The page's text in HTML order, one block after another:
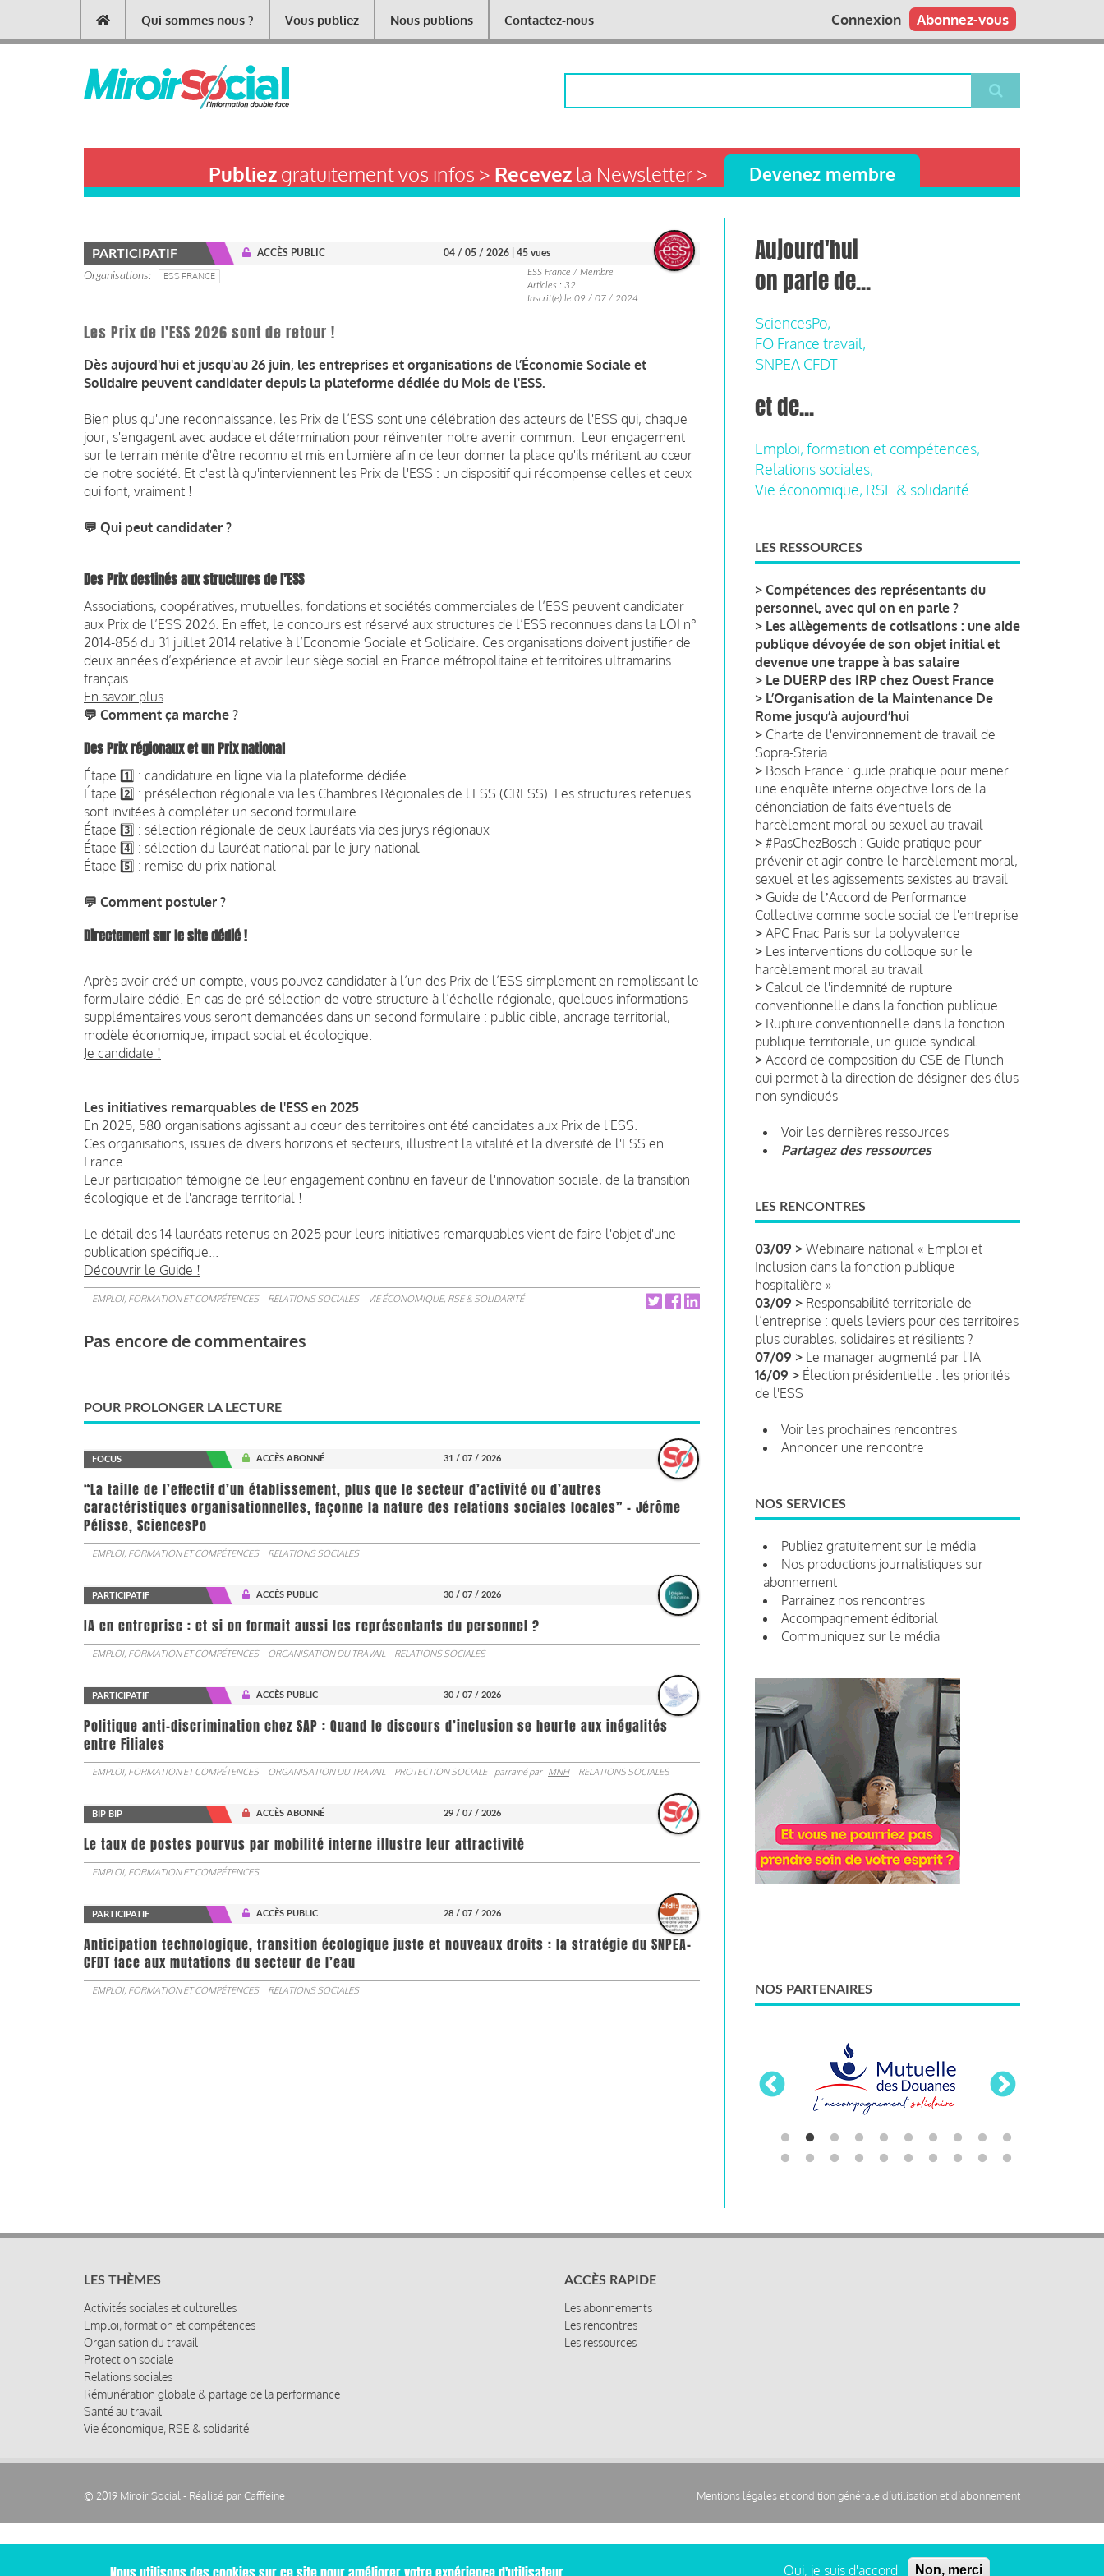
contenu
Main
navigation
Qui sommes nous ? Vous publiez Nous publions Contactez-nous Abonnez-vous
Connexion
Publiezgratuitement vos infos > Recevezla Newsletter > Devenez membre
PARTICIPATIF ACCÈS PUBLIC 04 / 05 / 2026 | 45 vues
Organisations ESS FRANCE
ESS France / Membre
Articles : 32
Inscrit(e) le 09 / 07 / 2024
Les Prix de l'ESS 2026 sont de retour !
Dès aujourd'hui et jusqu'au 26 juin, les entreprises et organisations de l’Économie Sociale et
Solidaire peuvent candidater depuis la plateforme dédiée du Mois de l'ESS.
Bien plus qu'une reconnaissance, les Prix de l’ESS sont une célébration des acteurs de l'ESS qui, chaque
jour, s'engagent avec audace et détermination pour réinventer notre avenir commun. Leur engagement
sur le terrain mérite d'être reconnu et mis en lumière afin de leur donner la place qu'ils méritent au cœur
de notre société. Et c'est là qu'interviennent les Prix de l'ESS : un dispositif qui récompense celles et ceux
qui font, vraiment !
💬 Qui peut candidater ?
Des Prix destinés aux structures de l’ESS
Associations, coopératives, mutuelles, fondations et sociétés commerciales de l’ESS peuvent candidater
aux Prix de l’ESS 2026. En effet, le concours est réservé aux structures de l’ESS reconnues dans la LOI n°
2014-856 du 31 juillet 2014 relative à l’Economie Sociale et Solidaire. Ces organisations doivent justifier de
deux années d’expérience et avoir leur siège social en France métropolitaine et territoires ultramarins
français.
En savoir plus
💬 Comment ça marche ?
Des Prix régionaux et un Prix national
Étape 1️⃣ : candidature en ligne via la plateforme dédiée
Étape 2️⃣ : présélection régionale via les Chambres Régionales de l'ESS (CRESS). Les structures retenues
sont invitées à compléter un second formulaire
Étape 3️⃣ : sélection régionale de deux lauréats via des jurys régionaux
Étape 4️⃣ : sélection du lauréat national par le jury national
Étape 5️⃣ : remise du prix national
💬 Comment postuler ?
Directement sur le site dédié !
Après avoir créé un compte, vous pouvez candidater à l’un des Prix de l’ESS simplement en remplissant le
formulaire dédié. En cas de pré-sélection de votre structure à l’échelle régionale, quelques informations
supplémentaires vous seront demandées dans un second formulaire : public cible, ancrage territorial,
modèle économique, impact social et écologique.
Je candidate !
Les initiatives remarquables de l'ESS en 2025
En 2025, 580 organisations agissant au cœur des territoires ont été candidates aux Prix de l'ESS.
Ces organisations, issues de divers horizons et secteurs, illustrent la vitalité et la diversité de l'ESS en
France.
Leur participation témoigne de leur engagement continu en faveur de l'innovation sociale, de la transition
écologique et de l'ancrage territorial !
Le détail des 14 lauréats retenus en 2025 pour leurs initiatives remarquables vient de faire l'objet d'une
publication spécifique...
Découvrir le Guide !
EMPLOI, FORMATION ET COMPÉTENCES RELATIONS SOCIALES VIE ÉCONOMIQUE, RSE & SOLIDARITÉ
Pas encore de commentaires
POUR PROLONGER LA LECTURE
FOCUS ACCÈS ABONNÉ 31 / 07 / 2026
“La taille de l’effectif d’un établissement, plus que le secteur d’activité ou d’autres
caractéristiques organisationnelles, façonne la nature des relations sociales locales” - Jérôme
Pélisse, SciencesPo
EMPLOI, FORMATION ET COMPÉTENCES RELATIONS SOCIALES
PARTICIPATIF ACCÈS PUBLIC 30 / 07 / 2026
IA en entreprise : et si on formait aussi les représentants du personnel ?
EMPLOI, FORMATION ET COMPÉTENCES ORGANISATION DU TRAVAIL RELATIONS SOCIALES
PARTICIPATIF ACCÈS PUBLIC 30 / 07 / 2026
Politique anti-discrimination chez SAP : Quand le discours d’inclusion se heurte aux inégalités
entre Filiales
EMPLOI, FORMATION ET COMPÉTENCES ORGANISATION DU TRAVAIL PROTECTION SOCIALE parrainé par MNH RELATIONS SOCIALES
BIP BIP ACCÈS ABONNÉ 29 / 07 / 2026
Le taux de postes pourvus par mobilité interne illustre leur attractivité
EMPLOI, FORMATION ET COMPÉTENCES
PARTICIPATIF ACCÈS PUBLIC 28 / 07 / 2026
Anticipation technologique, transition écologique juste et nouveaux droits : la stratégie du SNPEA-
CFDT face aux mutations du secteur de l’eau
EMPLOI, FORMATION ET COMPÉTENCES RELATIONS SOCIALES
Aujourd'hui
on parle de...
SciencesPo,
FO France travail,
SNPEA CFDT
et de...
Emploi, formation et compétences,
Relations sociales,
Vie économique, RSE & solidarité
LES RESSOURCES
> Compétences des représentants du
personnel, avec qui on en parle ?
> Les allègements de cotisations : une aide
publique dévoyée de son objet initial et
devenue une trappe à bas salaire
> Le DUERP des IRP chez Ouest France
> L’Organisation de la Maintenance De
Rome jusqu’à aujourd’hui
> Charte de l'environnement de travail de
Sopra-Steria
> Bosch France : guide pratique pour mener
une enquête interne objective lors de la
dénonciation de faits éventuels de
harcèlement moral ou sexuel au travail
> #PasChezBosch : Guide pratique pour
prévenir et agir contre le harcèlement moral,
sexuel et les agissements sexistes au travail
> Guide de lʼAccord de Performance
Collective comme socle social de l'entreprise
> APC Fnac Paris sur la polyvalence
> Les interventions du colloque sur le
harcèlement moral au travail
> Calcul de l'indemnité de rupture
conventionnelle dans la fonction publique
> Rupture conventionnelle dans la fonction
publique territoriale, un guide syndical
> Accord de composition du CSE de Flunch
qui permet à la direction de désigner des élus
non syndiqués
Voir les dernières ressources
Partagez des ressources
LES RENCONTRES
03/09 > Webinaire national « Emploi et
Inclusion dans la fonction publique
hospitalière »
03/09 > Responsabilité territoriale de
l’entreprise : quels leviers pour des territoires
plus durables, solidaires et résilients ?
07/09 > Le manager augmenté par l'IA
16/09 > Élection présidentielle : les priorités
de l'ESS
Voir les prochaines rencontres
Annoncer une rencontre
NOS SERVICES
Publiez gratuitement sur le média
Nos productions journalistiques sur
abonnement
Parrainez nos rencontres
Accompagnement éditorial
Communiquez sur le média
NOS PARTENAIRES
LES THÈMES
Activités sociales et culturelles
Emploi, formation et compétences
Organisation du travail
Protection sociale
Relations sociales
Rémunération globale & partage de la performance
Santé au travail
Vie économique, RSE & solidarité
ACCÈS RAPIDE
Les abonnements
Les rencontres
Les ressources
© 2019 Miroir Social - Réalisé par Cafffeine
Pied
de
Mentions légales et condition générale d’utilisation et d’abonnement
Oui, je suis d'accord Non, merci